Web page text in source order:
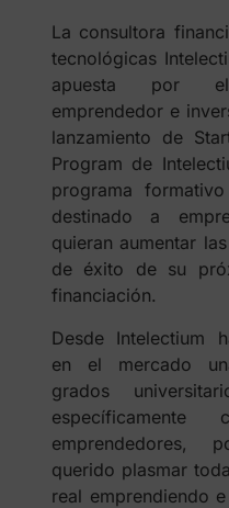
La consultora
tecnológicas
apuesta por el
emprendedor e
lanzamiento de
Program de
programa
destinado a
quieran aumentar
de éxito de su
financiación.
Desde Intelectium
en el mercado
grados
específicamente
querido plasmar
real emprendiendo